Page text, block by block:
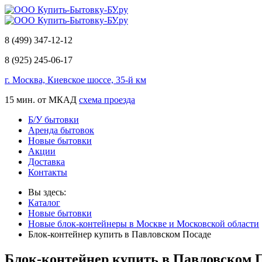
8 (499) 347-12-12
8 (925) 245-06-17
г. Москва, Киевское шоссе, 35-й км
15 мин. от МКАД схема проезда
Б/У бытовки
Аренда бытовок
Новые бытовки
Акции
Доставка
Контакты
Вы здесь:
Каталог
Новые бытовки
Новые блок-контейнеры в Москве и Московской области
Блок-контейнер купить в Павловском Посаде